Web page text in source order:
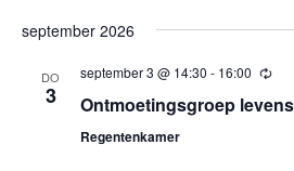
een
september 2026
DO
3
september 3 @ 14:30 - 16:00
Ontmoetingsgroep
Regentenkamer